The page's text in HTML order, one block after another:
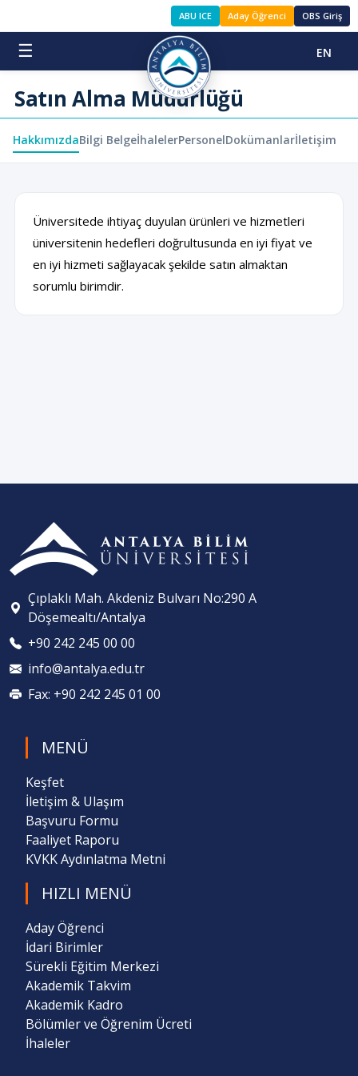
ABU ICE Aday Öğrenci OBS Giriş
☰ EN
Satın Alma Müdürlüğü
HakkımızdaBilgi BelgeİhalelerPersonelDokümanlarİletişim
Üniversitede ihtiyaç duyulan ürünleri ve hizmetleri
üniversitenin hedefleri doğrultusunda en iyi fiyat ve
en iyi hizmeti sağlayacak şekilde satın almaktan
sorumlu birimdir.
Çıplaklı Mah. Akdeniz Bulvarı No:290 A
Döşemealtı/Antalya
+90 242 245 00 00
info@antalya.edu.tr
Fax: +90 242 245 01 00
MENÜ
Keşfet
İletişim & Ulaşım
Başvuru Formu
Faaliyet Raporu
KVKK Aydınlatma Metni
HIZLI MENÜ
Aday Öğrenci
İdari Birimler
Sürekli Eğitim Merkezi
Akademik Takvim
Akademik Kadro
Bölümler ve Öğrenim Ücreti
İhaleler